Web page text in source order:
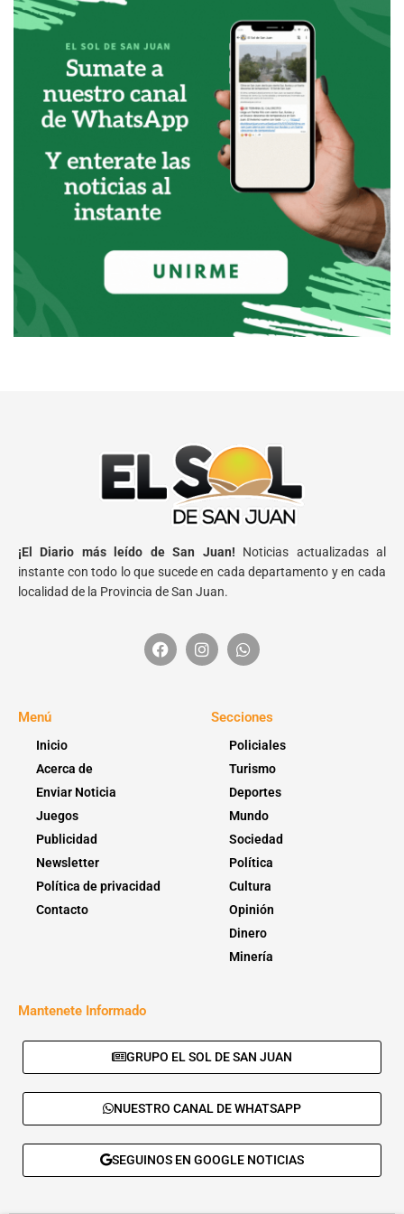
¡El Diario más leído de San Juan! Noticias actualizadas al
instante con todo lo que sucede en cada departamento y en cada
localidad de la Provincia de San Juan.
Menú
Inicio
Acerca de
Enviar Noticia
Juegos
Publicidad
Newsletter
Política de privacidad
Contacto
Secciones
Policiales
Turismo
Deportes
Mundo
Sociedad
Política
Cultura
Opinión
Dinero
Minería
Mantenete Informado
GRUPO EL SOL DE SAN JUAN
NUESTRO CANAL DE WHATSAPP
SEGUINOS EN GOOGLE NOTICIAS